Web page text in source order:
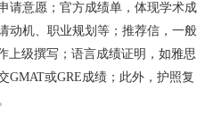
请意愿；官方成绩单，体现学术成
动机、职业规划等；推荐信，一般
上级撰写；语言成绩证明，如雅思
GMAT或GRE成绩；此外，护照复